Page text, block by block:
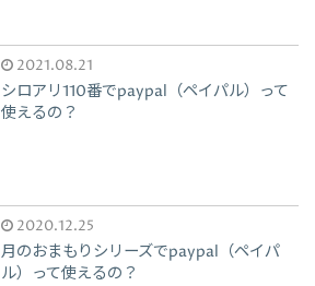
2021.08.21
シロアリ110番でpaypal（ペイパル）って
使えるの？
2020.12.25
月のおまもりシリーズでpaypal（ペイパ
ル）って使えるの？